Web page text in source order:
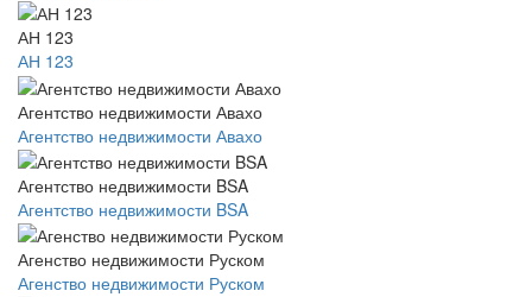
АН 123
АН 123
Агентство недвижимости Авахо
Агентство недвижимости Авахо
Агентство недвижимости BSA
Агентство недвижимости BSA
Агенство недвижимости Руском
Агенство недвижимости Руском